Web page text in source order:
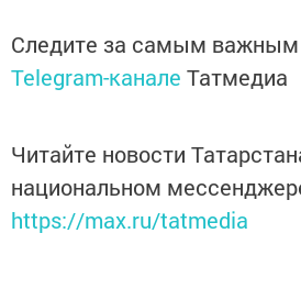
Следите за самым
Telegram-канале Татмедиа
Читайте новости
национальном
https://max.ru/tatmedia